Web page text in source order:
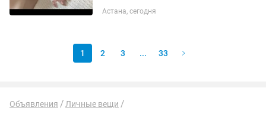
смотрятся! 📍 Размер: 25мм - самые
Астана, сегодня
1 2 3 ... 33
Объявления
Личные вещи